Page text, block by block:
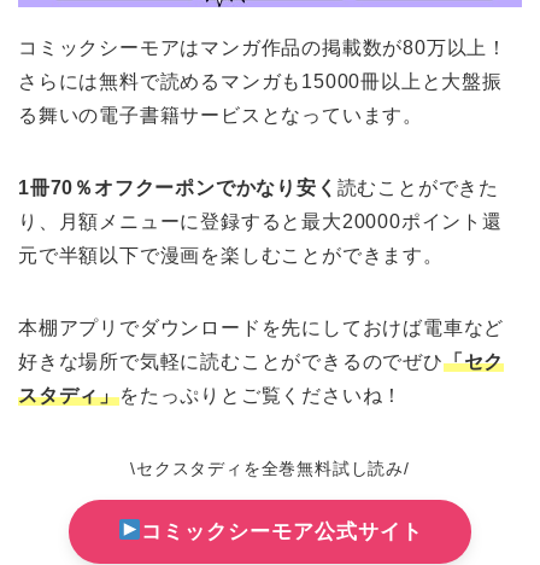
コミックシーモアはマンガ作品の掲載数が80万以上！
さらには無料で読めるマンガも15000冊以上と大盤振
る舞いの電子書籍サービスとなっています。
1冊70％オフクーポンでかなり安く 読むことができた
り、月額メニューに登録すると最大20000ポイント還
元で半額以下で漫画を楽しむことができます。
本棚アプリでダウンロードを先にしておけば電車など
好きな場所で気軽に読むことができるのでぜひ「セク
スタディ」をたっぷりとご覧くださいね！
\セクスタディを全巻無料試し読み/
コミックシーモア公式サイト